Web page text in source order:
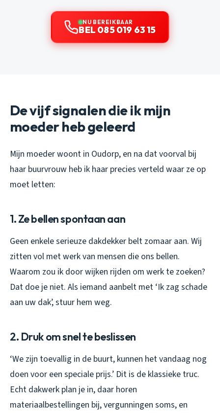
NU BEREIKBAAR
BEL 085 019 63 15
De vijf signalen die ik mijn
moeder heb geleerd
Mijn moeder woont in Oudorp, en na dat voorval bij
haar buurvrouw heb ik haar precies verteld waar ze op
moet letten:
1. Ze bellen spontaan aan
Geen enkele serieuze dakdekker belt zomaar aan. Wij
zitten vol met werk van mensen die ons bellen.
Waarom zou ik door wijken rijden om werk te zoeken?
Dat doe je niet. Als iemand aanbelt met ‘Ik zag schade
aan uw dak’, stuur hem weg.
2. Druk om snel te beslissen
‘We zijn toevallig in de buurt, kunnen het vandaag nog
doen voor een speciale prijs.’ Dit is de klassieke truc.
Echt dakwerk plan je in, daar horen
materiaalbestellingen bij, vergunningen soms, en